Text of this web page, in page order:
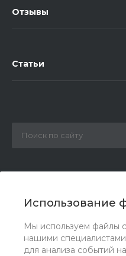
Использование
Мы используем файлы
нашими
для анализа событий
Отзывы
Статьи
г. Москва, г.